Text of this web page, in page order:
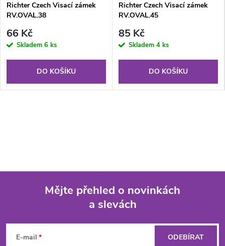
Richter Czech Visací zámek
RV.OVAL.38
66 Kč
Skladem 6 ks
DO KOŠÍKU
Richter Czech Visací zámek
RV.OVAL.45
85 Kč
Skladem 4 ks
DO KOŠÍKU
Mějte přehled o novinkách
a slevách
E-mail ODEBÍRAT